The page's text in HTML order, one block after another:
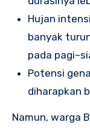
Hujan
banyak
pada
Potensi
diharapkan
Namun, warga